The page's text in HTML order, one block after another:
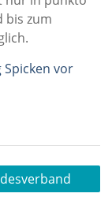
bis zum
vor